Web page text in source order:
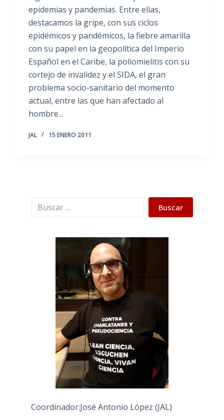
epidemias y pandemias. Entre ellas,
destacamos la gripe, con sus ciclos
epidémicos y pandémicos, la fiebre amarilla
con su papel en la geopolítica del Imperio
Español en el Caribe, la poliomielitis con su
cortejo de invalidez y el SIDA, el gran
problema socio-sanitario del momento
actual, entre las que han afectado al
hombre...
JAL 15 ENERO 2011
Buscar Buscar
Coordinador:José Antonio López (JAL)